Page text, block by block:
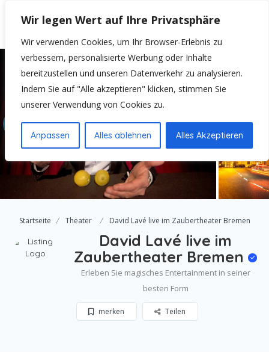
Wir legen Wert auf Ihre Privatsphäre
Wir verwenden Cookies, um Ihr Browser-Erlebnis zu
verbessern, personalisierte Werbung oder Inhalte
bereitzustellen und unseren Datenverkehr zu analysieren.
Indem Sie auf "Alle akzeptieren" klicken, stimmen Sie
unserer Verwendung von Cookies zu.
Anpassen Alles ablehnen Alles Akzeptieren
Startseite Theater David Lavé live im Zaubertheater Bremen
David Lavé live im
Zaubertheater Bremen
Erleben Sie magisches Entertainment in seiner
besten Form
merken Teilen